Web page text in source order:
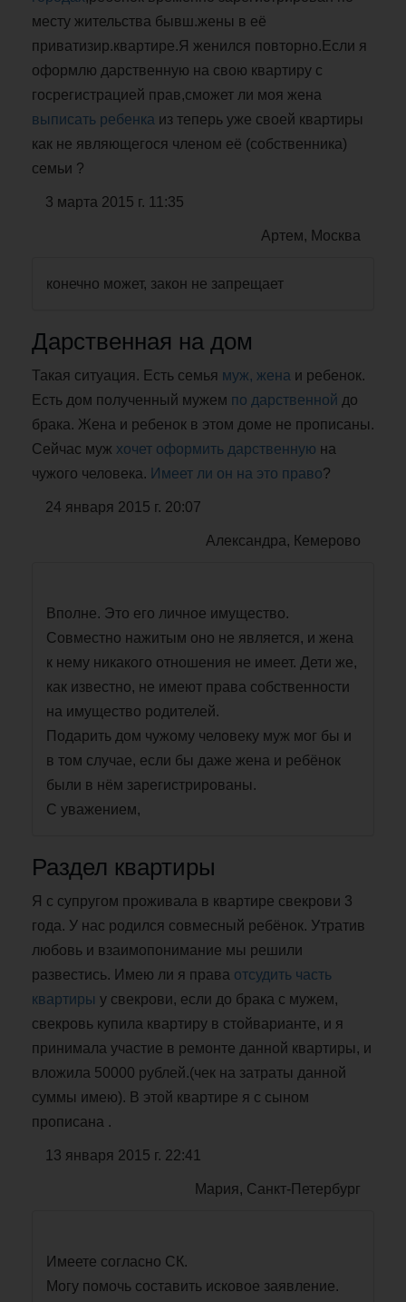
месту жительства бывш.жены в её
приватизир.квартире.Я женился повторно.Если я
оформлю дарственную на свою квартиру с
госрегистрацией прав,сможет ли моя жена
выписать ребенка из теперь уже своей квартиры
как не являющегося членом её (собственника)
семьи ?
3 марта 2015 г. 11:35
Артем, Москва
конечно может, закон не запрещает
Дарственная на дом
Такая ситуация. Есть семья муж, жена и ребенок.
Есть дом полученный мужем по дарственной до
брака. Жена и ребенок в этом доме не прописаны.
Сейчас муж хочет оформить дарственную на
чужого человека. Имеет ли он на это право?
24 января 2015 г. 20:07
Александра, Кемерово
Вполне. Это его личное имущество.
Совместно нажитым оно не является, и жена
к нему никакого отношения не имеет. Дети же,
как известно, не имеют права собственности
на имущество родителей.
Подарить дом чужому человеку муж мог бы и
в том случае, если бы даже жена и ребёнок
были в нём зарегистрированы.
С уважением,
Раздел квартиры
Я с супругом проживала в квартире свекрови 3
года. У нас родился совмесный ребёнок. Утратив
любовь и взаимопонимание мы решили
развестись. Имею ли я права отсудить часть
квартиры у свекрови, если до брака с мужем,
свекровь купила квартиру в стойварианте, и я
принимала участие в ремонте данной квартиры, и
вложила 50000 рублей.(чек на затраты данной
суммы имею). В этой квартире я с сыном
прописана .
13 января 2015 г. 22:41
Мария, Санкт-Петербург
Имеете согласно СК.
Могу помочь составить исковое заявление.